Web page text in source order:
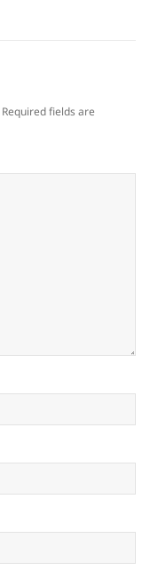
Required fields are